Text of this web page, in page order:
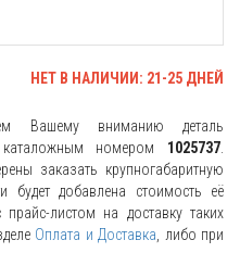
НЕТ В НАЛИЧИИ: 21-25 ДНЕЙ
Вашему вниманию деталь
номером 1025737
заказать крупногабаритную
будет добавлена стоимость её
листом на доставку таких
Оплата и Доставка , либо при